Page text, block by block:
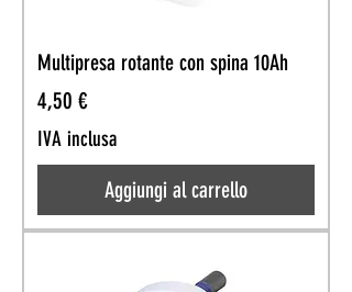
Multipresa rotante con spina 10Ah
Prezzo
4,50 €
IVA inclusa
Aggiungi al carrello